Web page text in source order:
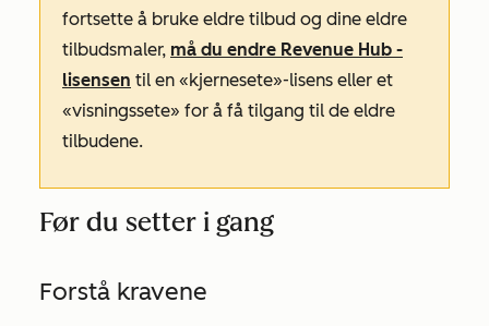
fortsette å bruke eldre tilbud og dine eldre
tilbudsmaler, må du endre Revenue Hub -
lisensen til en «kjernesete»-lisens eller et
«visningssete» for å få tilgang til de eldre
tilbudene.
Før du setter i gang
Forstå kravene